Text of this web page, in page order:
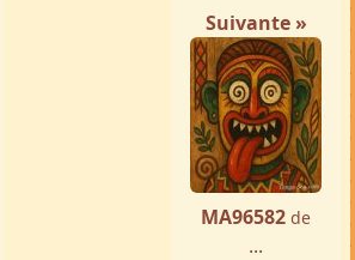
Suivante »
MA96582 de
...